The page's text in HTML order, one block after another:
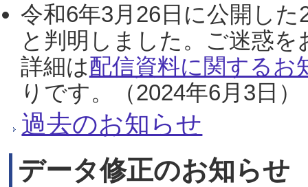
令和6年3月26日に公開し
と判明しました。ご迷惑
詳細は配信資料に関するお
りです。（2024年6月3日）
過去のお知らせ
データ修正のお知らせ